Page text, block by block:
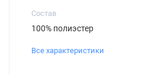
Состав
100% полиэстер
Все характеристики